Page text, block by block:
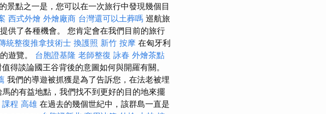
景點之一是，您可以在一次旅行中發現幾個目
西式外燴 外燴廠商 台灣還可以土葬嗎 巡航旅
供了各種機會。 您肯定會在我們目前的旅行
統整復推拿技術士 換護照 新竹 按摩 在匈牙利
遊覽。 台胞證基隆 老師整復 詠春 外燴茶點
得談論國王谷背後的意圖如何與開羅有關。
我們的導遊被抓獲是為了告訴您，在法老被埋
的有益地點，我們找不到更好的目的地來擺
程 高雄 在過去的幾個世紀中，該群島一直是